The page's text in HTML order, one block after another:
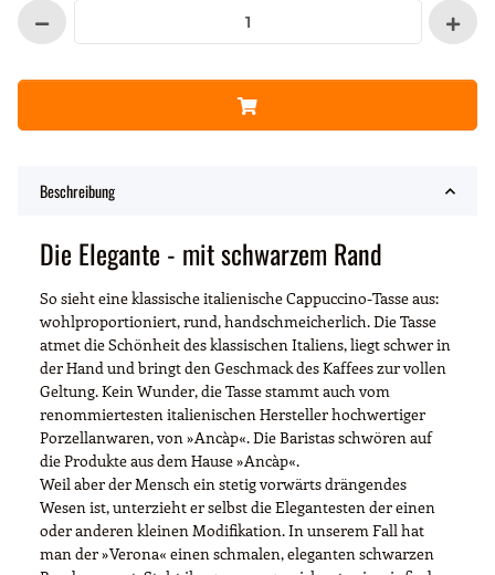
Beschreibung
Die Elegante - mit schwarzem Rand
So sieht eine klassische italienische Cappuccino-Tasse aus:
wohlproportioniert, rund, handschmeicherlich. Die Tasse
atmet die Schönheit des klassischen Italiens, liegt schwer in
der Hand und bringt den Geschmack des Kaffees zur vollen
Geltung. Kein Wunder, die Tasse stammt auch vom
renommiertesten italienischen Hersteller hochwertiger
Porzellanwaren, von »Ancàp«. Die Baristas schwören auf
die Produkte aus dem Hause »Ancàp«.
Weil aber der Mensch ein stetig vorwärts drängendes
Wesen ist, unterzieht er selbst die Elegantesten der einen
oder anderen kleinen Modifikation. In unserem Fall hat
man der »Verona« einen schmalen, eleganten schwarzen